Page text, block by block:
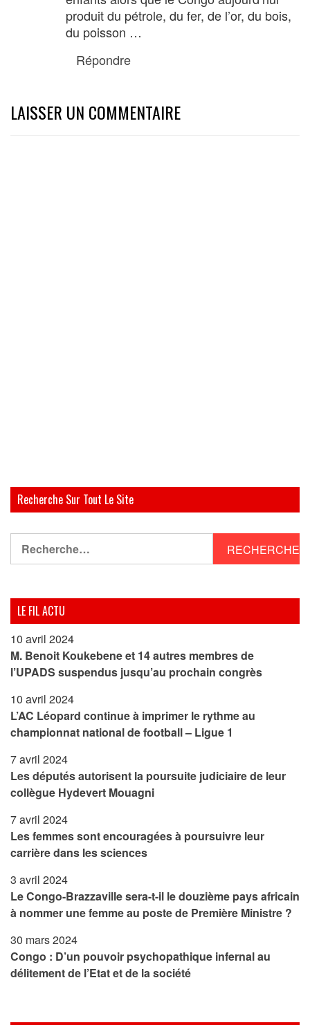
produit du pétrole, du fer, de l’or, du bois,
du poisson …
Répondre
LAISSER UN COMMENTAIRE
Recherche Sur Tout Le Site
LE FIL ACTU
10 avril 2024
M. Benoit Koukebene et 14 autres membres de
l’UPADS suspendus jusqu’au prochain congrès
10 avril 2024
L’AC Léopard continue à imprimer le rythme au
championnat national de football – Ligue 1
7 avril 2024
Les députés autorisent la poursuite judiciaire de leur
collègue Hydevert Mouagni
7 avril 2024
Les femmes sont encouragées à poursuivre leur
carrière dans les sciences
3 avril 2024
Le Congo-Brazzaville sera-t-il le douzième pays africain
à nommer une femme au poste de Première Ministre ?
30 mars 2024
Congo : D’un pouvoir psychopathique infernal au
délitement de l’Etat et de la société